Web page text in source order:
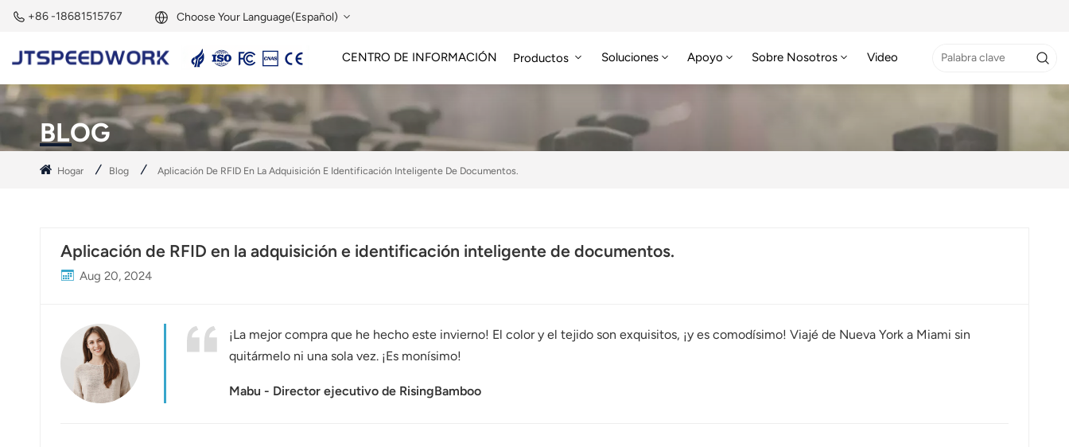
+86 -18681515767 Choose Your Language(Español)
English
Français
Deutsch
Español
Nederland
CENTRO DE INFORMACIÓN Productos Soluciones Apoyo Sobre Nosotros Video
BLOG
Hogar Blog Aplicación De RFID En La Adquisición E Identificación Inteligente De Documentos.
Aplicación de RFID en la adquisición e identificación inteligente de documentos.
Aug 20, 2024
¡La mejor compra que he hecho este invierno! El color y el tejido son exquisitos, ¡y es comodísimo! Viajé de Nueva York a Miami sin
quitármelo ni una sola vez. ¡Es monísimo!
Mabu - Director ejecutivo de RisingBamboo